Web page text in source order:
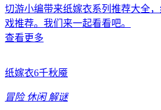
切游小编带来纸嫁衣系列推荐大全
戏推荐。我们来一起看看吧。
查看更多
纸嫁衣6千秋魇
冒险 休闲 解谜